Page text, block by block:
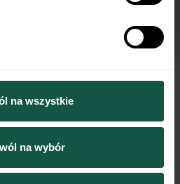
na wszystkie
na wybór
które może przyczynić się do wypracowania scenariusza,
się za przeprowadzeniem przeglądu opcji strategicznych.
scenariusz najlepszy dla Spółki, a jednocześnie
Maciej Szymański, prezes zarządu Kredyt